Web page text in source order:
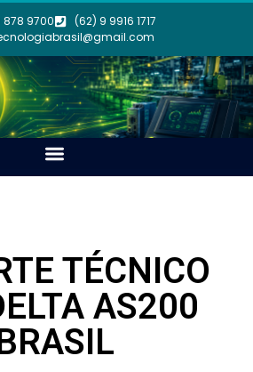
9700
(62) 9 9916 1717
TÉCNICO
AS200